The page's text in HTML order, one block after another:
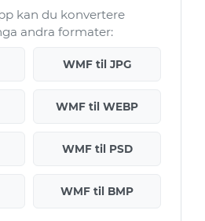
kan du konvertere
andra formater:
WMF til JPG
WMF til WEBP
WMF til PSD
WMF til BMP